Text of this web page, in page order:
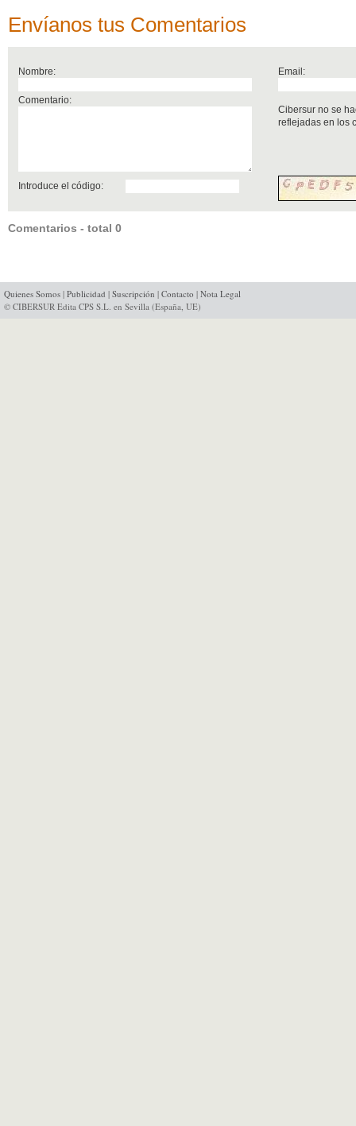
Envíanos tus Comentarios
Nombre: Email:
Comentario:
Cibersur no se
reflejadas en los
Introduce el código:
Comentarios - total 0
Quienes Somos | Publicidad | Suscripción | Contacto | Nota Legal
© CIBERSUR Edita CPS S.L. en Sevilla (España, UE)